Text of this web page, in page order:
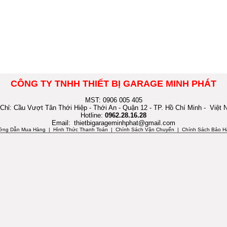
CÔNG TY TNHH THIẾT BỊ GARAGE MINH PHÁT
MST: 0906 005 405
Cầu Vượt Tân Thới Hiệp - Thới An - Quận 12 - TP. Hồ Chí Minh - Việt
Hotline: 0962.28.16.28
Email: thietbigarageminhphat@gmail.com
Dẫn Mua Hàng | Hình Thức Thanh Toán | Chính Sách Vận Chuyển | Chính Sách Bảo